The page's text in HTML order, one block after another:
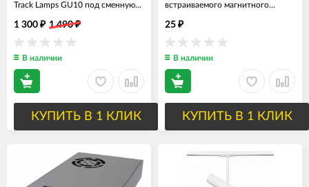
Track Lamps GU10 под сменную
1 300 ₽ 1 490₽
В наличии
КУПИТЬ В 1 КЛИК
встраиваемого магнитного
25 ₽
В наличии
КУПИТЬ В 1 КЛИК